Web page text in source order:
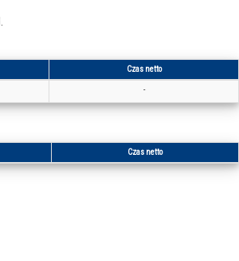
Czas netto
-
Czas netto